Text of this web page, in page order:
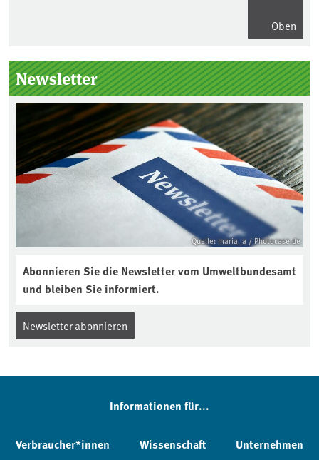
Oben
Seitenleiste
Newsletter
Quelle: maria_a / Photocase.de
Abonnieren Sie die Newsletter vom Umweltbundesamt
und bleiben Sie informiert.
Newsletter abonnieren
Informationen für...
Verbraucher*innen Wissenschaft Unternehmen